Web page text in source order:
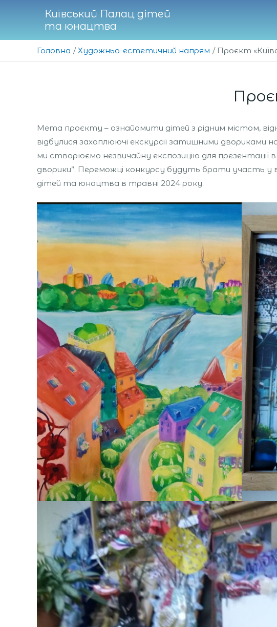
Київський Палац дітей
та юнацтва
Головна Художньо-естетичний напрям Проєкт
Мета проєкту – ознайомити дітей з рідним містом,
відбулися захоплюючі екскурсії затишними
ми створюємо незвичайну експозицію для презентації
дворики”. Переможці конкурсу будуть брати участь у
дітей та юнацтва в травні 2024 року.